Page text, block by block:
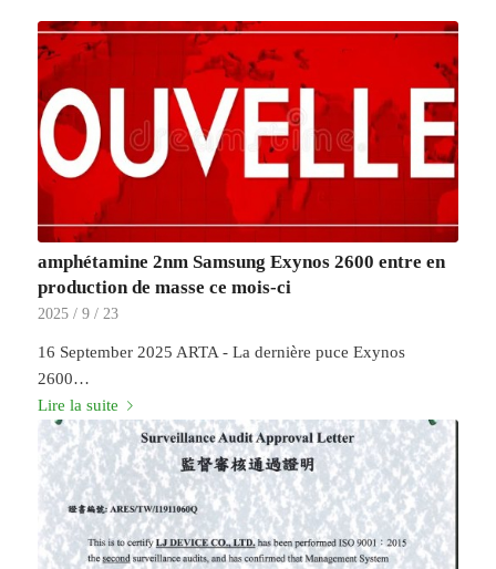
amphétamine 2nm Samsung Exynos 2600 entre en
production de masse ce mois-ci
2025 / 9 / 23
16 September 2025 ARTA - La dernière puce Exynos
2600…
Lire la suite